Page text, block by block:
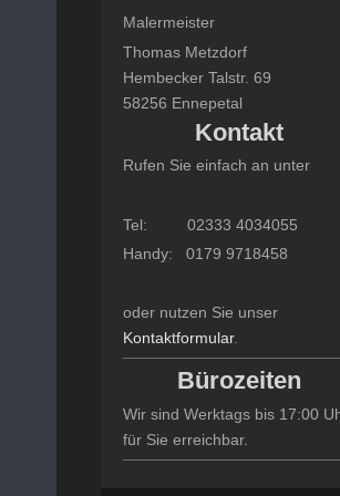
Malermeister
Thomas Metzdorf
Hembecker Talstr. 69
58256 Ennepetal
Kontakt
Rufen Sie einfach an unter
Tel: 02333 4034055
Handy: 0179 9718458
oder nutzen Sie unser
Kontaktformular.
Bürozeiten
Wir sind Werktags bis 17:00
für Sie erreichbar.